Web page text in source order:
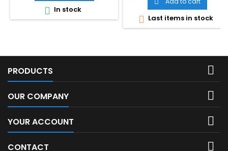
 In stock

 Last items in stock
PRODUCTS 
OUR COMPANY 
YOUR ACCOUNT 
CONTACT 